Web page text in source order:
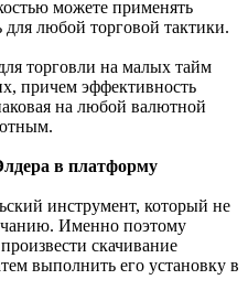
можете применять
для любой торговой тактики.
торговли на малых тайм
причем эффективность
на любой валютной
в платформу
инструмент, который не
Именно поэтому
скачивание
выполнить его установку в